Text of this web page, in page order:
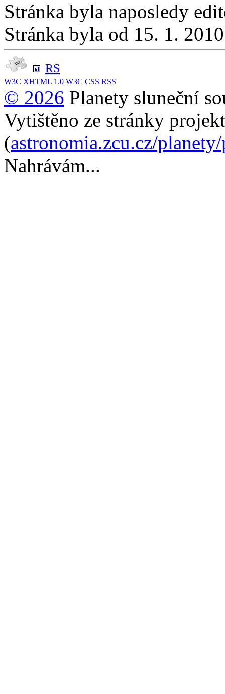
Stránka byla naposledy
Stránka byla od 15. 1.
RS
W3C XHTML 1.0 W3C CSS RSS
© 2026 Planety sluneční
Vytištěno ze stránky
(astronomia.zcu.cz/
Nahrávám...